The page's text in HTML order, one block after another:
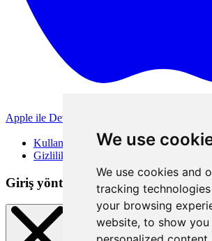
We use
We use cookies and
tracking
your browsing
website, to show you
Apple ile Devam Et
Kullanım Koşulları
Gizlilik Politikası
Giriş yöntemleri